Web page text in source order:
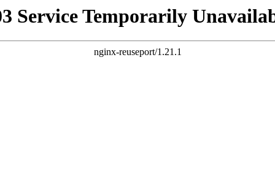
Service Temporarily
nginx-reuseport/1.21.1